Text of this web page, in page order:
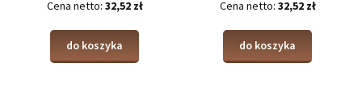
Cena netto: 32,52 zł
do koszyka
Cena netto: 32,52 zł
do koszyka